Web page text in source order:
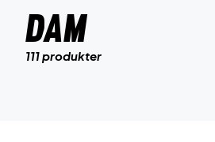
Dam
111 produkter